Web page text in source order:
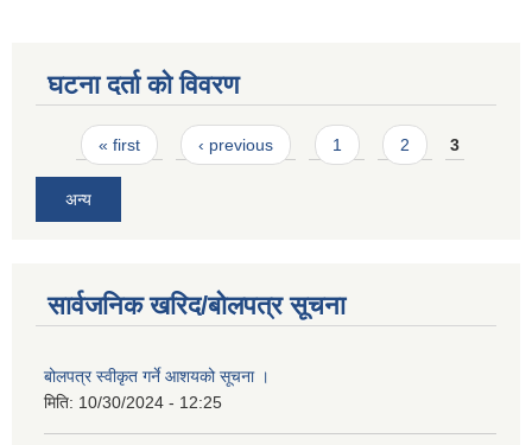
घटना दर्ता को विवरण
Pages
« first ‹ previous 1 2 3
अन्य
सार्वजनिक खरिद/बोलपत्र सूचना
बोलपत्र स्वीकृत गर्ने आशयको सूचना ।
मिति: 10/30/2024 - 12:25